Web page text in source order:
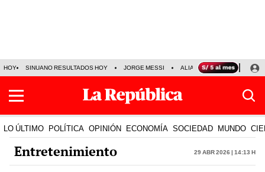
HOY SINUANO RESULTADOS HOY JORGE MESSI ALIANZA LIMA VS SPORT
LO ÚLTIMO POLÍTICA OPINIÓN ECONOMÍA SOCIEDAD MUNDO
Entretenimiento 29 Abr 2026 | 14:13 h